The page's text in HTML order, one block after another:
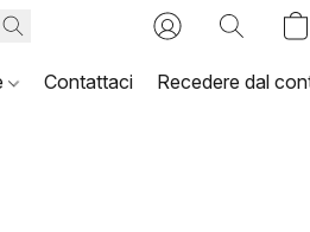
Contattaci Recedere dal